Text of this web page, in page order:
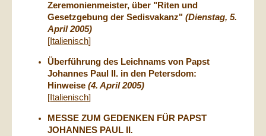
Zeremonienmeister, über "Riten und
Gesetzgebung der Sedisvakanz"(Dienstag, 5.
April 2005)
[ Italienisch]
Überführung des Leichnams von Papst
Johannes Paul II. in den Petersdom:
Hinweise(4. April 2005)
[ Italienisch]
MESSE ZUM GEDENKEN FÜR PAPST
JOHANNES PAUL II.